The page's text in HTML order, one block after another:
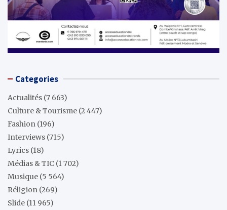
Categories
Actualités (7 663)
Culture & Tourisme (2 447)
Fashion (196)
Interviews (715)
Lyrics (18)
Médias & TIC (1 702)
Musique (5 564)
Réligion (269)
Slide (11 965)